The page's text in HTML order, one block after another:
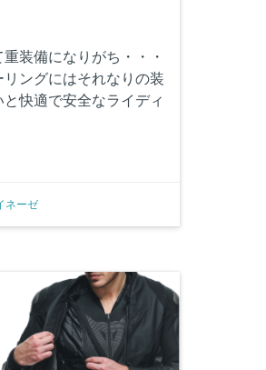
装備になりがち・・・
ングにはそれなりの装
快適で安全なライディ
ネーゼ